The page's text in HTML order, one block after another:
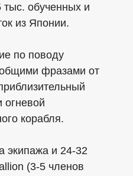
тыс. обученных и
из Японии.
по поводу
фразами от
огневой
корабля.
экипажа и 24-32
(3-5 членов